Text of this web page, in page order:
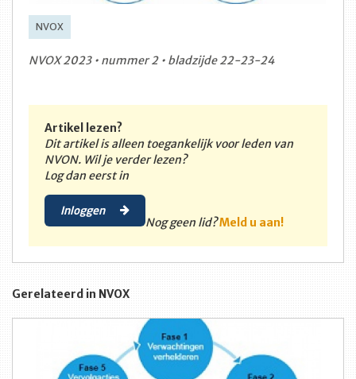
NVOX
NVOX 2023 • nummer 2 • bladzijde 22-23-24
Artikel lezen?
Dit artikel is alleen toegankelijk voor leden van
NVON. Wil je verder lezen?
Log dan eerst in
Inloggen
Nog geen lid?Meld u aan!
Gerelateerd in NVOX